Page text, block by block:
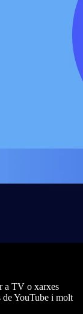
a TV o xarxes
YouTube i molt